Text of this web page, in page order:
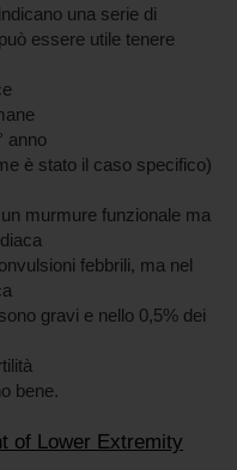
una serie di
essere utile tenere
anno
è stato il caso specifico)
murmure funzionale ma
febbrili, ma nel
gravi e nello 0,5% dei
bene.
of Lower Extremity